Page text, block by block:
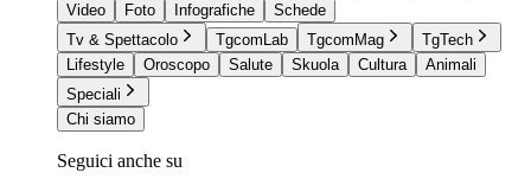
Video
Foto Infografiche
Schede
Tv & Spettacolo
TgcomLab TgcomMag
TgTech
Lifestyle
Oroscopo Salute Skuola Cultura
Animali
Speciali
Chi siamo
Seguici anche su